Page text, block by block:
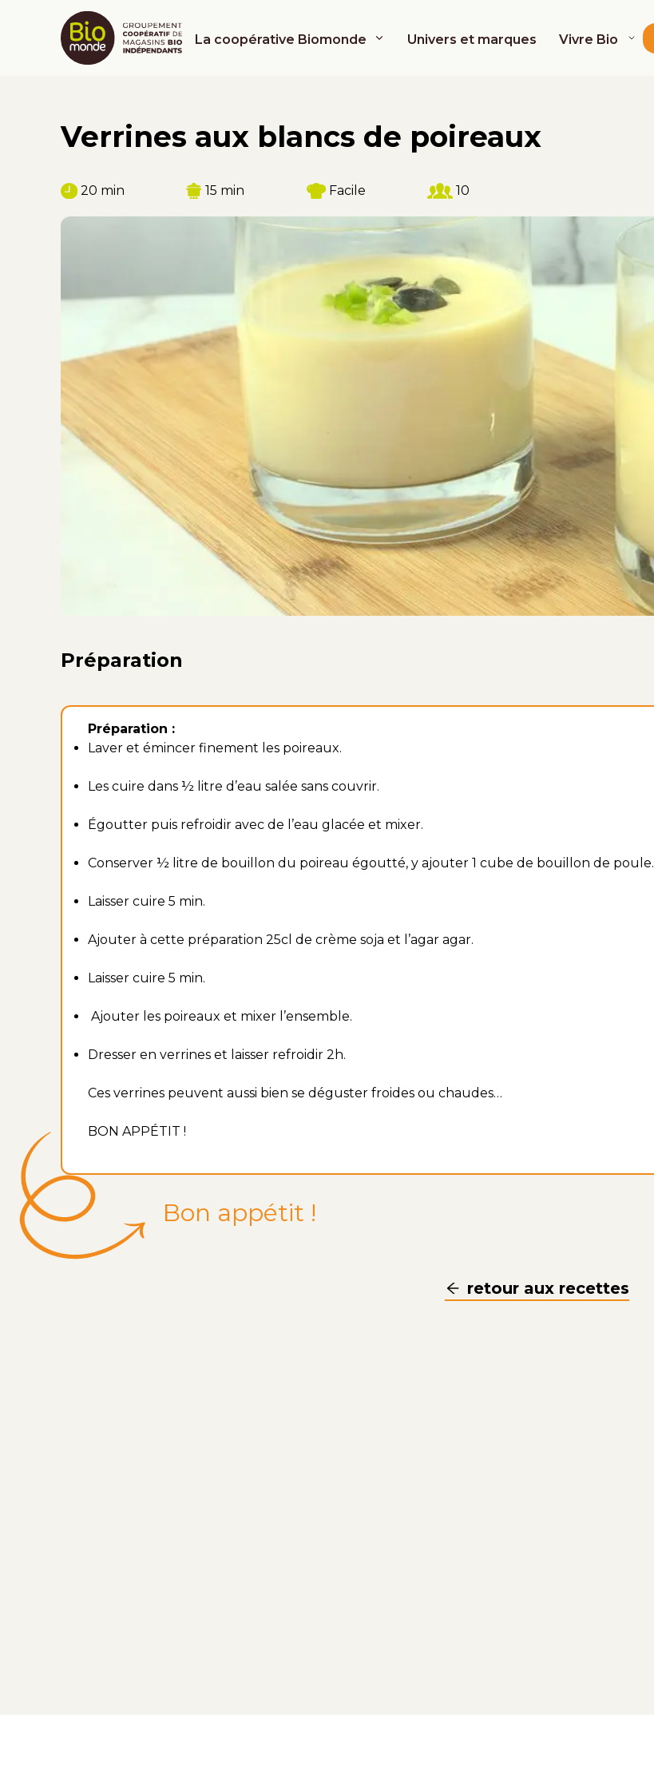
La coopérative Biomonde Univers et marques Vivre Bio
Verrines aux blancs de poireaux
20 min 15 min Facile 10
Préparation
Préparation :
Laver et émincer finement les poireaux.
Les cuire dans ½ litre d’eau salée sans couvrir.
Égoutter puis refroidir avec de l’eau glacée et mixer.
Conserver ½ litre de bouillon du poireau égoutté, y ajouter 1 cube de bouillon de poule.
Laisser cuire 5 min.
Ajouter à cette préparation 25cl de crème soja et l’agar agar.
Laisser cuire 5 min.
Ajouter les poireaux et mixer l’ensemble.
Dresser en verrines et laisser refroidir 2h.
Ces verrines peuvent aussi bien se déguster froides ou chaudes…
BON APPÉTIT !
Bon appétit !
retour aux recettes